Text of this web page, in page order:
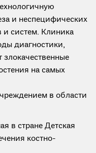
и неспецифических
и систем. Клиника
диагностики,
на самых
в области
в стране Детская
костно-